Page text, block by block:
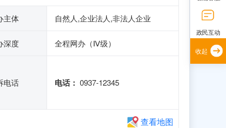
主体 自然人,企业法人,非法人企业
深度 全程网办（Ⅳ级）
电话 电话： 0937-12345
查看地图
政民互动
收起